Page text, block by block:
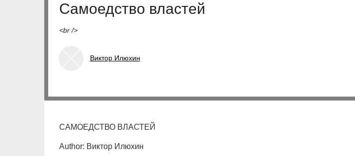
Самоедство властей
<br />
Виктор Илюхин
САМОЕДСТВО ВЛАСТЕЙ
Author: Виктор Илюхин